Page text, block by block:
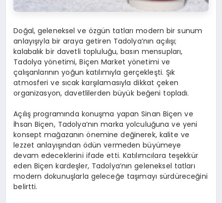
Doğal, geleneksel ve özgün tatları modern bir sunum
anlayışıyla bir araya getiren Tadolya’nın açılışı;
kalabalık bir davetli topluluğu, basın mensupları,
Tadolya yönetimi, Biçen Market yönetimi ve
çalışanlarının yoğun katılımıyla gerçekleşti. Şık
atmosferi ve sıcak karşılamasıyla dikkat çeken
organizasyon, davetlilerden büyük beğeni topladı.
Açılış programında konuşma yapan Sinan Biçen ve
İhsan Biçen, Tadolya’nın marka yolculuğuna ve yeni
konsept mağazanın önemine değinerek, kalite ve
lezzet anlayışından ödün vermeden büyümeye
devam edeceklerini ifade etti. Katılımcılara teşekkür
eden Biçen kardeşler, Tadolya’nın geleneksel tatları
modern dokunuşlarla geleceğe taşımayı sürdüreceğini
belirtti.